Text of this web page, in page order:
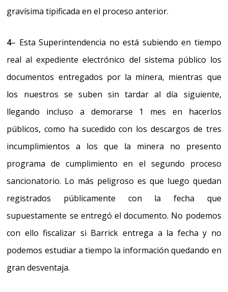
gravísima tipificada en el proceso anterior.
4– Esta Superintendencia no está subiendo en tiempo
real al expediente electrónico del sistema público los
documentos entregados por la minera, mientras que
los nuestros se suben sin tardar al día siguiente,
llegando incluso a demorarse 1 mes en hacerlos
públicos, como ha sucedido con los descargos de tres
incumplimientos a los que la minera no presento
programa de cumplimiento en el segundo proceso
sancionatorio. Lo más peligroso es que luego quedan
registrados públicamente con la fecha que
supuestamente se entregó el documento. No podemos
con ello fiscalizar si Barrick entrega a la fecha y no
podemos estudiar a tiempo la información quedando en
gran desventaja.